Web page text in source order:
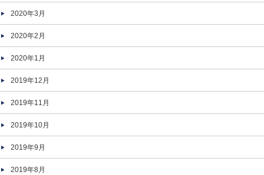
2020年3月
2020年2月
2020年1月
2019年12月
2019年11月
2019年10月
2019年9月
2019年8月